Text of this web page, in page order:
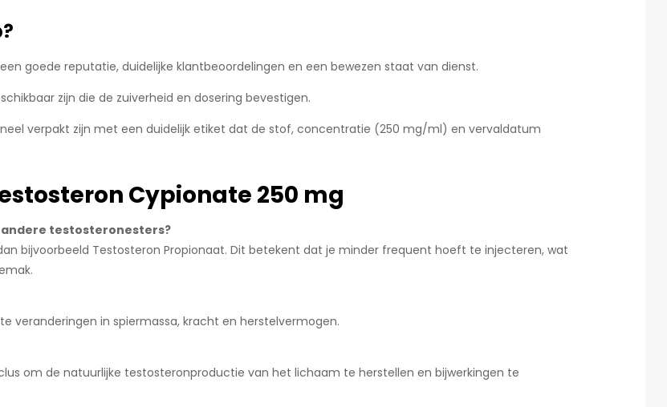
goede reputatie, duidelijke klantbeoordelingen en een bewezen staat van dienst.
zijn die de zuiverheid en dosering bevestigen.
verpakt zijn met een duidelijk etiket dat de stof, concentratie (250 mg/ml) en vervaldatum
Cypionate 250 mg
testosteronesters?
bijvoorbeeld Testosteron Propionaat. Dit betekent dat je minder frequent hoeft te injecteren, wat
veranderingen in spiermassa, kracht en herstelvermogen.
om de natuurlijke testosteronproductie van het lichaam te herstellen en bijwerkingen te